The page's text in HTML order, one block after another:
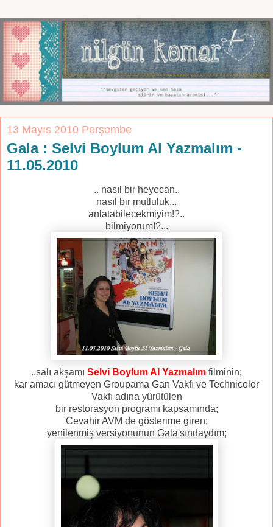
13 Mayıs 2010 Perşembe
Gala : Selvi Boylum Al Yazmalım -
11.05.2010
.. nasıl bir heyecan..
nasıl bir mutluluk...
anlatabilecekmiyim!?..
bilmiyorum!?...
..salı akşamı Selvi Boylum Al Yazmalım filminin;
kar amacı gütmeyen Groupama Gan Vakfı ve Technicolor
Vakfı adına yürütülen
bir restorasyon programı kapsamında;
Cevahir AVM de gösterime giren;
yenilenmiş versiyonunun Gala'sındaydım;